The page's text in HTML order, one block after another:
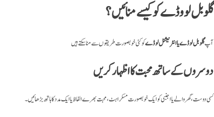
گلوبل لوو ڈے کو کیسے منائیں؟
آپگلوبل لو ڈے یا انٹرنیشنل لو ڈےکو کئی خوبصورت طریقوں سے منا سکتے ہیں
دوسروں کے ساتھ محبت کا اظہار کریں
کسی دوست، گھر والے یا اجنبی کو ایک خوبصورت مسکراہٹ، محبت بھرے الفاظ یا ایک مدد کا ہاتھ بڑھائیں۔